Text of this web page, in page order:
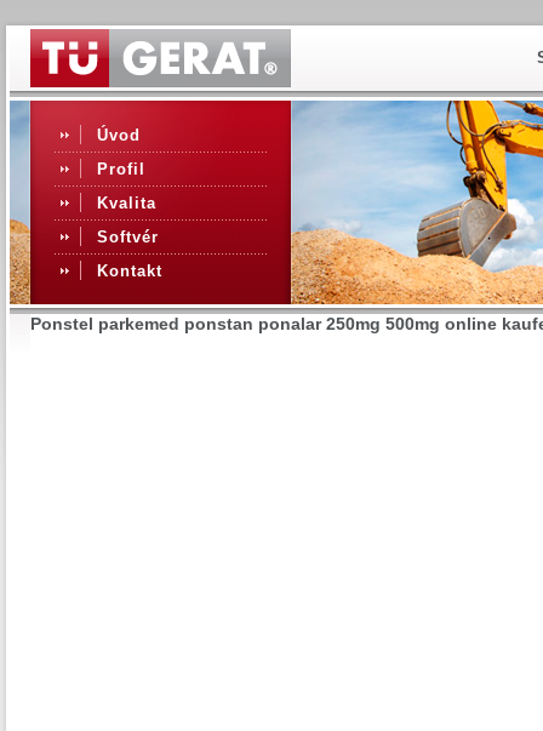
Úvod
Profil
Kvalita
Softvér
Kontakt
Ponstel parkemed ponstan ponalar 250mg 500mg online